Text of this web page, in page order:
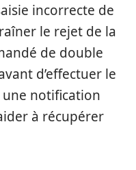
incorrecte de
le rejet de la
de double
d’effectuer le
une notification
à récupérer